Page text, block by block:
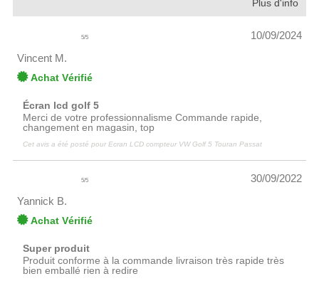
Plus d'info
5/5
10/09/2024
Vincent M.
Achat Vérifié
Écran lcd golf 5
Merci de votre professionnalisme Commande rapide,
changement en magasin, top
Cet avis a été posté pourEcran LCD compteur VW Golf 5 Touran Passat
5/5
30/09/2022
Yannick B.
Achat Vérifié
Super produit
Produit conforme à la commande livraison très rapide très
bien emballé rien à redire